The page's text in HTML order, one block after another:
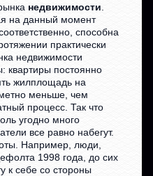
недвижимости
на данный момент
способна
практически
недвижимости
квартиры постоянно
жилплощадь на
меньше, чем
процесс. Так что
угодно много
все равно набегут.
Например, люди,
1998 года, до сих
к себе со стороны